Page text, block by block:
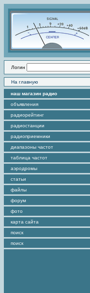
Логин
На главную
наш магазин радио
объявления
радиорейтинг
радиостанции
радиоприемники
диапазоны частот
таблица частот
аэродромы
статьи
файлы
форум
фото
карта сайта
поиск
поиск